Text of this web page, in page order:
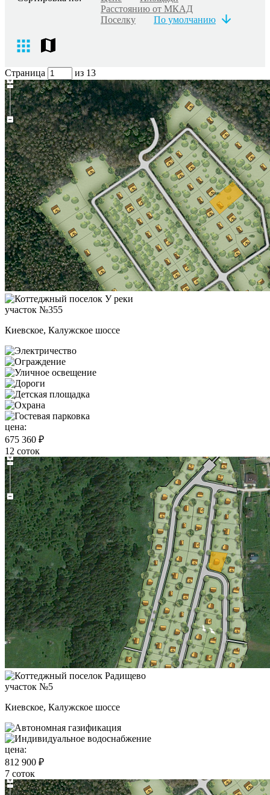
Расстоянию от МКАД
Поселку
По умолчанию
Страница из 13
участок №355
Киевское, Калужское шоссе
цена:
675 360 ₽
12 соток
участок №5
Киевское, Калужское шоссе
цена:
812 900 ₽
7 соток